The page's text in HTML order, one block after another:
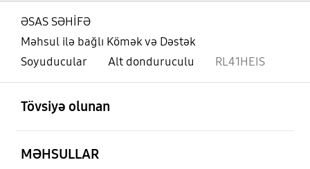
ƏSAS SƏHİFƏ
Məhsul ilə bağlı Kömək və Dəstək
Soyuducular
Alt donduruculu RL41HEIS
Tövsiyə olunan
MƏHSULLAR